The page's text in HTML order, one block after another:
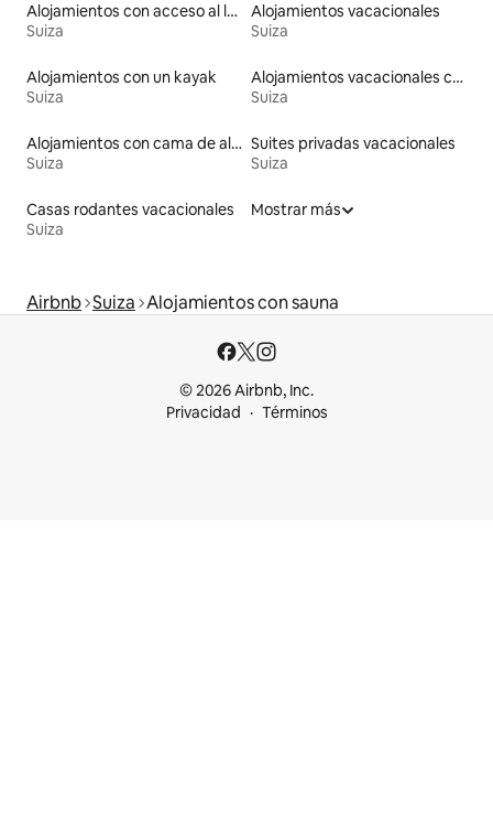
Alojamientos con acceso al lago
Suiza
Alojamientos vacacionales
Suiza
Alojamientos con un kayak
Suiza
Alojamientos vacacionales con piscina
Suiza
Alojamientos con cama de altura accesible
Suiza
Suites privadas vacacionales
Suiza
Casas rodantes vacacionales
Suiza
Mostrar más
Airbnb Suiza Alojamientos con sauna
© 2026 Airbnb, Inc.
Privacidad
Términos